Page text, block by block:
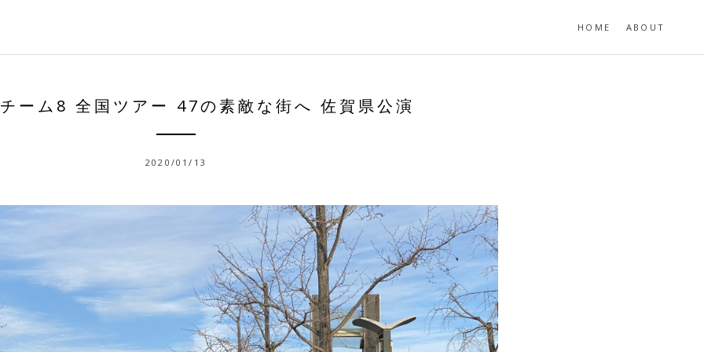
HOME ABOUT
ーム8 全国ツアー 47の素敵な街へ 佐賀県公演
2020/01/13